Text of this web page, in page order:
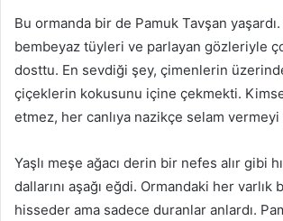
Bu ormanda bir de Pamuk Tavşan
bembeyaz tüyleri ve parlayan gözleriyle
dosttu. En sevdiği şey, çimenlerin
çiçeklerin kokusunu içine çekmekti.
etmez, her canlıya nazikçe selam
Yaşlı meşe ağacı derin bir nefes alır gibi
dallarını aşağı eğdi. Ormandaki her varlık
hisseder ama sadece duranlar anlardı.